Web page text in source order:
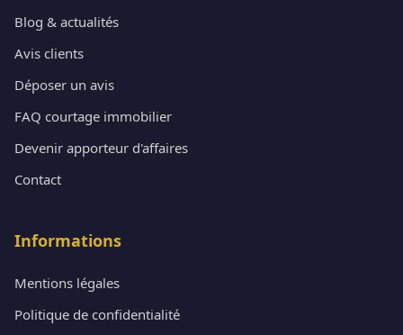
Blog & actualités
Avis clients
Déposer un avis
FAQ courtage immobilier
Devenir apporteur d'affaires
Contact
Informations
Mentions légales
Politique de confidentialité